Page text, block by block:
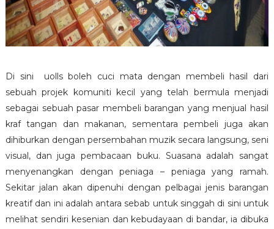
Di sini uolls boleh cuci mata dengan membeli hasil dari
sebuah projek komuniti kecil yang telah bermula menjadi
sebagai sebuah pasar membeli barangan yang menjual hasil
kraf tangan dan makanan, sementara pembeli juga akan
dihiburkan dengan persembahan muzik secara langsung, seni
visual, dan juga pembacaan buku. Suasana adalah sangat
menyenangkan dengan peniaga – peniaga yang ramah.
Sekitar jalan akan dipenuhi dengan pelbagai jenis barangan
kreatif dan ini adalah antara sebab untuk singgah di sini untuk
melihat sendiri kesenian dan kebudayaan di bandar, ia dibuka